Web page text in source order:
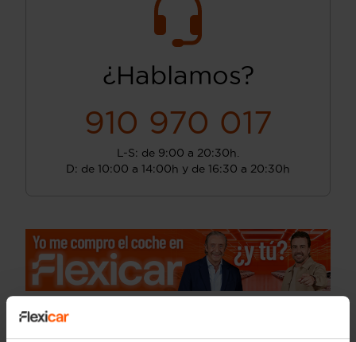
¿Hablamos?
910 970 017
L-S: de 9:00 a 20:30h.
D: de 10:00 a 14:00h y de 16:30 a 20:30h